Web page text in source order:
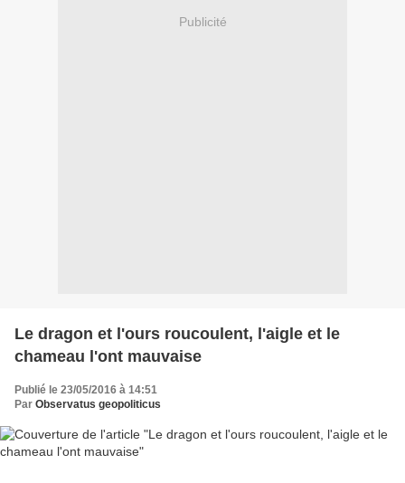
Publicité
Le dragon et l'ours roucoulent, l'aigle et le
chameau l'ont mauvaise
Publié le 23/05/2016 à 14:51
Par Observatus geopoliticus